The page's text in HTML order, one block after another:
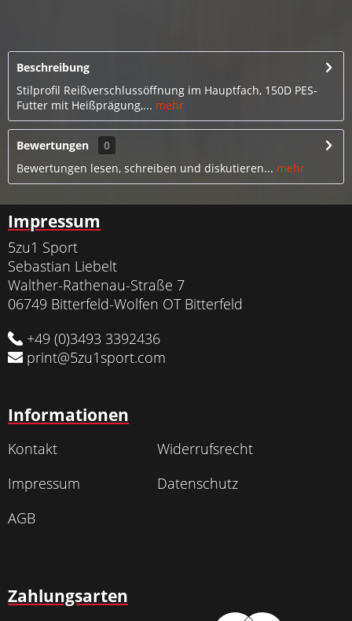
Beschreibung
Stilprofil Reißverschlussöffnung im Hauptfach, 150D PES-
Futter mit Heißprägung,... mehr
Bewertungen
0
Bewertungen lesen, schreiben und diskutieren... mehr
Impressum
5zu1 Sport
Sebastian Liebelt
Walther-Rathenau-Straße 7
06749 Bitterfeld-Wolfen OT Bitterfeld
+49 (0)3493 3392436
print@5zu1sport.com
Informationen
Kontakt
Widerrufsrecht
Impressum
Datenschutz
AGB
Zahlungsarten